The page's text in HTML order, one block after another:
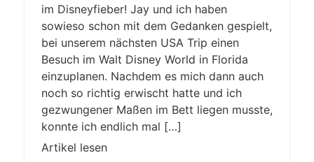
im Disneyfieber! Jay und ich haben
sowieso schon mit dem Gedanken gespielt,
bei unserem nächsten USA Trip einen
Besuch im Walt Disney World in Florida
einzuplanen. Nachdem es mich dann auch
noch so richtig erwischt hatte und ich
gezwungener Maßen im Bett liegen musste,
konnte ich endlich mal […]
Artikel lesen